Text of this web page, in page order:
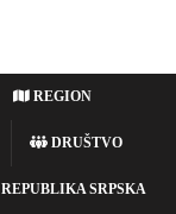
REGION
DRUŠTVO
REPUBLIKA SRPSKA